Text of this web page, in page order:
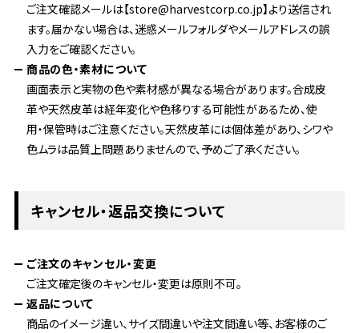
ご注文確認メールは【store@harvestcorp.co.jp】より送信され
ます。届かない場合は、迷惑メールフォルダやメールアドレスの誤
入力をご確認ください。
商品の色・素材について
画面表示と実物の色や素材感が異なる場合があります。合成皮
革や天然皮革は経年変化や色移りする可能性があるため、使
用・保管時はご注意ください。天然皮革には個体差があり、シワや
色ムラは品質上問題ありませんので、予めご了承ください。
キャンセル・返品交換について
ご注文のキャンセル・変更
ご注文確定後のキャンセル・変更は原則不可。
返品について
商品のイメージ違い、サイズ間違いや注文間違い等、お客様のご